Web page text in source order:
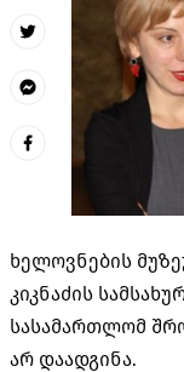
ხელოვნების
კიკნაძის
სასამართლომ
არ დაადგინა.